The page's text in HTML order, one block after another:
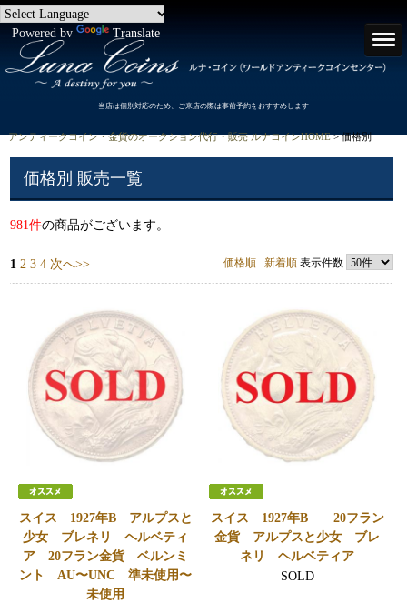
Powered by Translate
当店は個別対応のため、ご来店の際は事前予約をおすすめします
アンティークコイン・金貨のオークション代行・販売 ルナコインHOME> 価格別
価格別 販売一覧
981件の商品がございます。
価格順 新着順表示件数
1 2 3 4 次へ>>
スイス 1927年B アルプスと
少女 ブレネリ ヘルベティ
ア 20フラン金貨 ベルンミ
ント AU〜UNC 準未使用〜
未使用
スイス 1927年B 20フラン
金貨 アルプスと少女 ブレ
ネリ ヘルベティア
SOLD